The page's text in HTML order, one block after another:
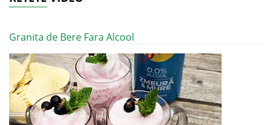
Granita de Bere Fara Alcool